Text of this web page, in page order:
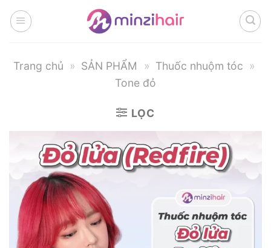
qua
Trang chủ » SẢN PHẨM » Thuốc nhuộm tóc »
Tone đỏ
LỌC